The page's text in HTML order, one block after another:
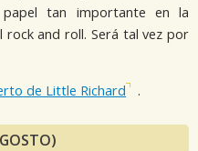
tan importante en la
rock and roll. Será tal vez por
de Little Richard .